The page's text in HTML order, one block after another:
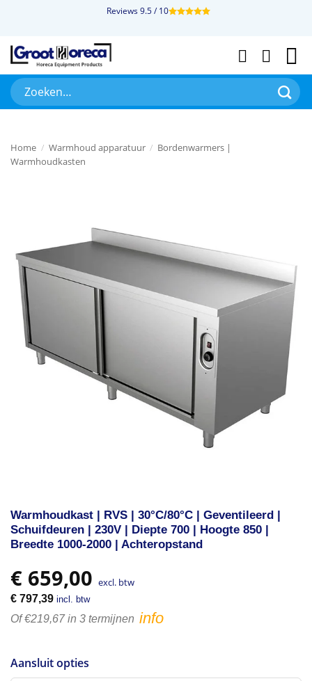
inhoud
Reviews 9.5 / 10
Zoeken
naar:
Home / Warmhoud apparatuur / Bordenwarmers |
Warmhoudkasten
Warmhoudkast | RVS | 30°C/80°C | Geventileerd |
Schuifdeuren | 230V | Diepte 700 | Hoogte 850 |
Breedte 1000-2000 | Achteropstand
€ 659,00 excl. btw
€ 797,39 incl. btw
Of €219,67 in 3 termijnen info
Aansluit opties